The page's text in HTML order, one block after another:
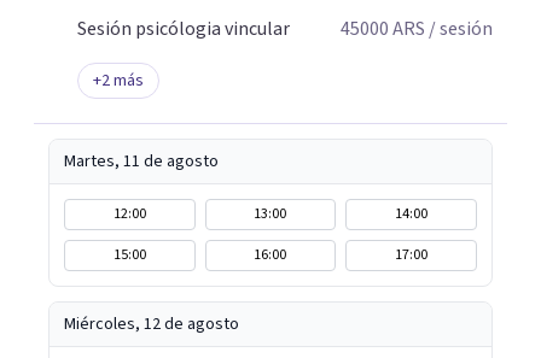
Sesión psicólogia vincular
45000ARS / sesión
+2más
Martes, 11 de agosto
12:00 13:00
14:00
15:00
16:00 17:00
Miércoles, 12 de agosto